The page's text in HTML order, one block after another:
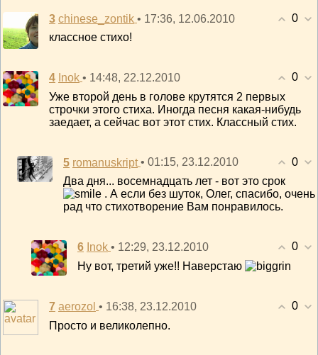
0
3 chinese_zontik • 17:36, 12.06.2010
классное стихо!
0
4 Inok • 14:48, 22.12.2010
Уже второй день в голове крутятся 2 первых
строчки этого стиха. Иногда песня какая-нибудь
заедает, а сейчас вот этот стих. Классный стих.
0
5 romanuskript • 01:15, 23.12.2010
Два дня... восемнадцать лет - вот это срок
. А если без шуток, Олег, спасибо, очень
рад что стихотворение Вам понравилось.
0
6 Inok • 12:29, 23.12.2010
Ну вот, третий уже!! Наверстаю
0
7 aerozol • 16:38, 23.12.2010
Просто и великолепно.